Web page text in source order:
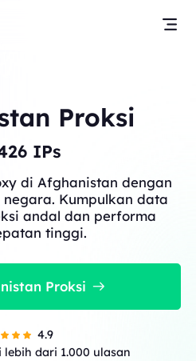
Proksi
IPs
di Afghanistan dengan
Kumpulkan data
andal dan performa
tinggi.
Proksi
4.9
lebih dari 1.000 ulasan